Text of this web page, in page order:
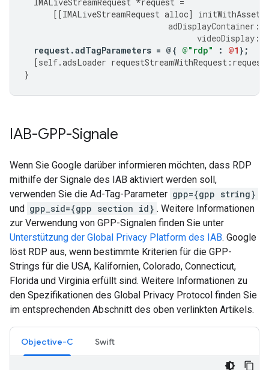
[[IMALiveStreamRequest alloc]
adDisplayContainer :
videoDisplay :
request.adTagParameters = @{ @"rdp" : @1 } ;
[self.adsLoader requestStreamWithRequest : request
}
IAB-GPP-Signale
Wenn Sie Google darüber informieren möchten, dass RDP
mithilfe der Signale des IAB aktiviert werden soll,
verwenden Sie die Ad-Tag-Parameter gpp={gpp string}
und gpp_sid={gpp section id} . Weitere Informationen
zur Verwendung von GPP-Signalen finden Sie unter
Unterstützung der Global Privacy Platform des IAB. Google
löst RDP aus, wenn bestimmte Kriterien für die GPP-
Strings für die USA, Kalifornien, Colorado, Connecticut,
Florida und Virginia erfüllt sind. Weitere Informationen zu
den Spezifikationen des Global Privacy Protocol finden Sie
im entsprechenden Abschnitt des oben verlinkten Artikels.
Objective-C Swift